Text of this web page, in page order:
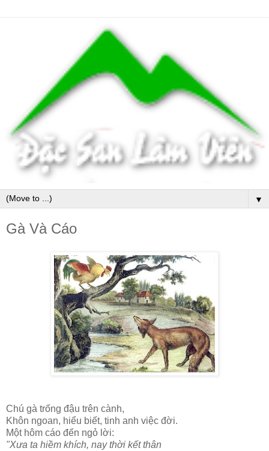
▼
Gà Và Cáo
Chú gà trống đậu trên cành,
Khôn ngoan, hiểu biết, tinh anh việc đời.
Một hôm cáo đến ngỏ lời:
"Xưa ta hiềm khích, nay thời kết thân